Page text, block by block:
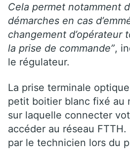
Cela permet notamment
démarches en cas
changement d’opérateur
la prise de commande”,
le régulateur.
La prise terminale
petit boitier blanc fixé au
sur laquelle connecter
accéder au réseau
par le technicien lors du